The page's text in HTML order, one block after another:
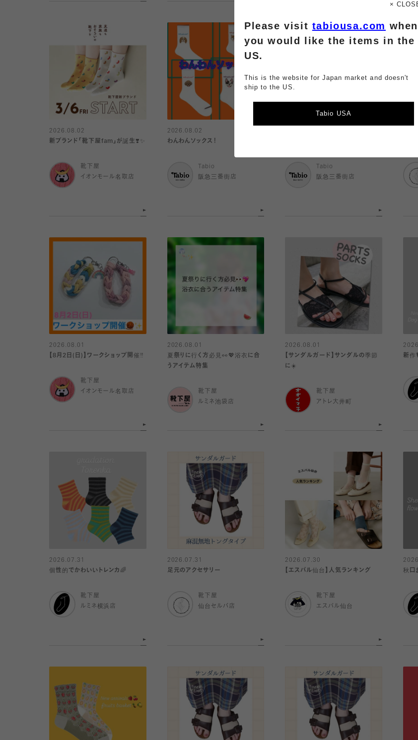
2026.08.02
新ブランド「靴下屋fam」が誕生❣️✨
靴下屋
イオンモール名取店
2026.08.02
わんわんソックス！
Tabio
阪急三番街店
Tabio
阪急三番街店
足
2026.08.01
【8月2日(日)】ワークショップ開催‼️
靴下屋
イオンモール名取店
2026.08.01
夏祭りに行く方必見👀💖浴衣に合
うアイテム特集
靴下屋
ルミネ池袋店
2026.08.01
【サンダルガード】サンダルの季節
に☀️
靴下屋
アトレ大井町
新作
2026.07.31
個性的でかわいいトレンカ🌈
靴下屋
ルミネ横浜店
2026.07.31
足元のアクセサリー
靴下屋
仙台セルバ店
2026.07.30
【エスパル仙台】人気ランキング
靴下屋
エスパル仙台
秋口
×
Please visit tabiousa.com when
you would like the items in the
US.
This is the website for Japan market and doesn't
ship to the US.
Tabio USA